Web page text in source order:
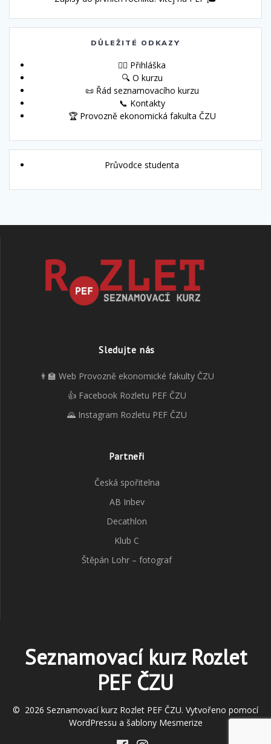
DŮLEŽITÉ ODKAZY
🙋‍♀️ Přihláška
🔍 O kurzu
📜 Řád seznamovacího kurzu
📞 Kontakty
🏆 Provozně ekonomická fakulta ČZU
Průvodce studenta
Sledujte nás
👨‍🏫 Web Provozně ekonomické fakulty ČZU
👍 Facebook Rozletu PEF ČZU
🌄 Instagram Rozletu PEF ČZU
Partneři
Česká spořitelna
AB Inbev
Decathlon
Klub C
Štěpán Lohr – fotograf
Seznamovací kurz Rozlet
PEF ČZU
© 2026 Seznamovací kurz Rozlet PEF ČZU. Vytvořeno pomocí
WordPressu a šablony Mesmerize